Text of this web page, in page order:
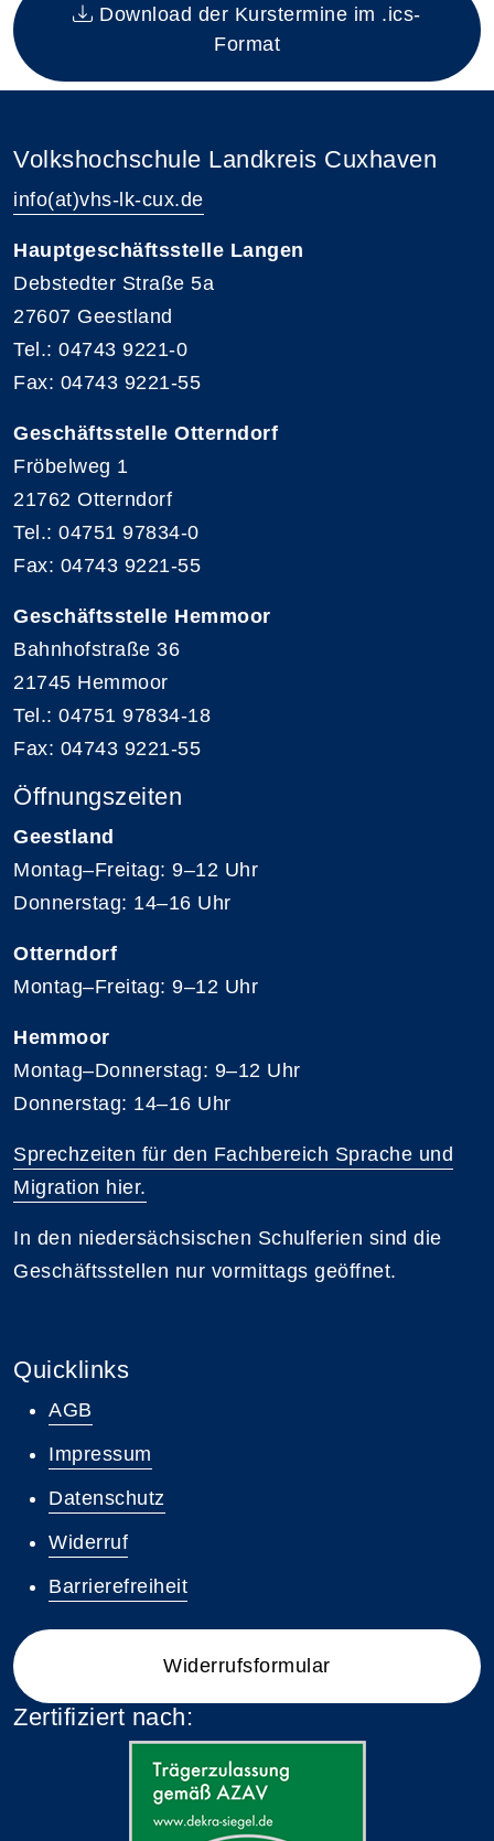
Download der Kurstermine im .ics-
Format
Volkshochschule Landkreis Cuxhaven
info(at)vhs-lk-cux.de
Hauptgeschäftsstelle Langen
Debstedter Straße 5a
27607 Geestland
Tel.: 04743 9221-0
Fax: 04743 9221-55
Geschäftsstelle Otterndorf
Fröbelweg 1
21762 Otterndorf
Tel.: 04751 97834-0
Fax: 04743 9221-55
Geschäftsstelle Hemmoor
Bahnhofstraße 36
21745 Hemmoor
Tel.: 04751 97834-18
Fax: 04743 9221-55
Öffnungszeiten
Geestland
Montag–Freitag: 9–12 Uhr
Donnerstag: 14–16 Uhr
Otterndorf
Montag–Freitag: 9–12 Uhr
Hemmoor
Montag–Donnerstag: 9–12 Uhr
Donnerstag: 14–16 Uhr
Sprechzeiten für den Fachbereich Sprache und
Migration hier.
In den niedersächsischen Schulferien sind die
Geschäftsstellen nur vormittags geöffnet.
Quicklinks
AGB
Impressum
Datenschutz
Widerruf
Barrierefreiheit
Widerrufsformular
Zertifiziert nach: